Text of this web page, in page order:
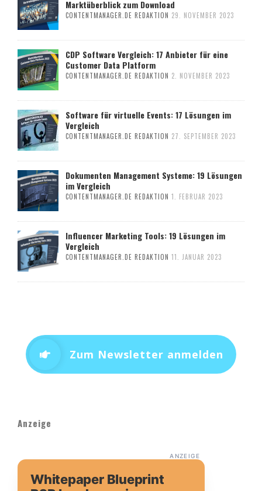
Marktüberblick zum Download
CONTENTMANAGER.DE REDAKTION 29. NOVEMBER 2023
CDP Software Vergleich: 17 Anbieter für eine
Customer Data Platform
CONTENTMANAGER.DE REDAKTION 2. NOVEMBER 2023
Software für virtuelle Events: 17 Lösungen im
Vergleich
CONTENTMANAGER.DE REDAKTION 27. SEPTEMBER 2023
Dokumenten Management Systeme: 19 Lösungen
im Vergleich
CONTENTMANAGER.DE REDAKTION 1. FEBRUAR 2023
Influencer Marketing Tools: 19 Lösungen im
Vergleich
CONTENTMANAGER.DE REDAKTION 11. JANUAR 2023
Zum Newsletter anmelden
Anzeige